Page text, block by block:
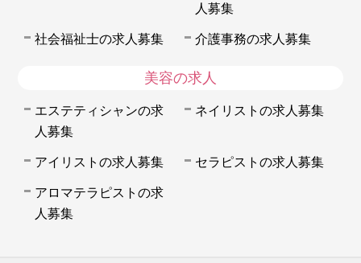
人募集
社会福祉士の求人募集 介護事務の求人募集
美容の求人
エステティシャンの求
人募集
ネイリストの求人募集
アイリストの求人募集 セラピストの求人募集
アロマテラピストの求
人募集